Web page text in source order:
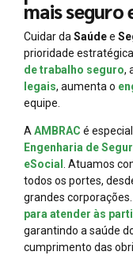
mais seguro
Cuidar daSaúdee
prioridade
de trabalho seguro,
legais, aumenta o
equipe.
AAMBRAC é
Engenharia de
eSocial . Atuamos
todos os portes,
grandes corporações.
para atender às
garantindo a saúde
cumprimento das